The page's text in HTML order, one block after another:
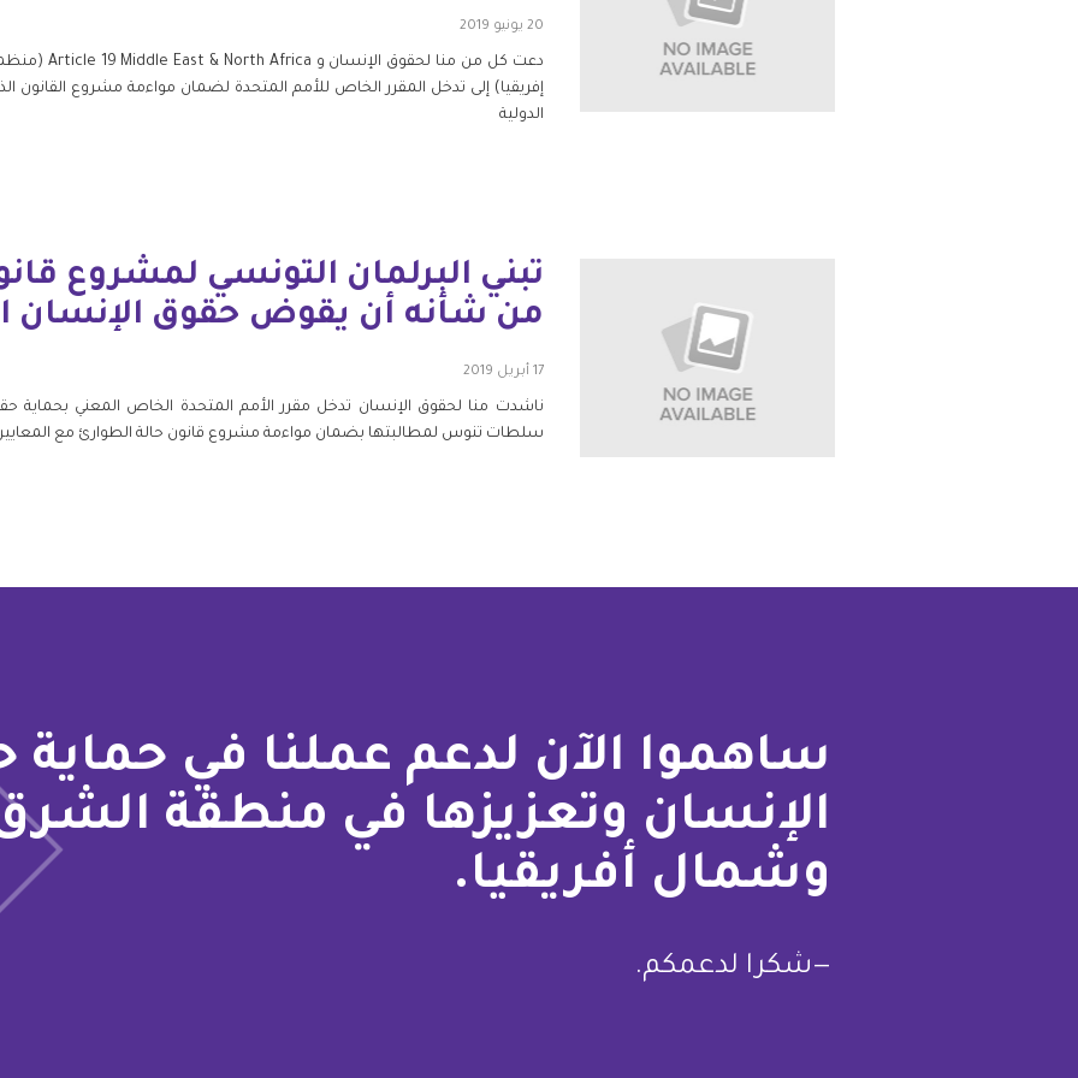
فلسطين
تونس
الإمارات
20 يونيو 2019
إفريقيا) إلى تدخل المقرر الخاص للأمم المتحدة لضمان مواءمة مشروع القانون
الدولية
تبني البرلمان التونسي لمشروع
من شأنه أن يقوض حقوق الإنسان
17 أبريل 2019
ناشدت منا لحقوق الإنسان تدخل مقرر الأمم المتحدة الخاص المعني بحماية
سلطات تنوس لمطالبتها بضمان مواءمة مشروع قانون حالة الطوارئ مع المعايير
ساهموا الآن لدعم عملنا في
الإنسان وتعزيزها في منطقة
وشمال أفريقيا.
—شكرا لدعمكم.